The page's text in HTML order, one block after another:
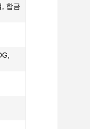
, 합금